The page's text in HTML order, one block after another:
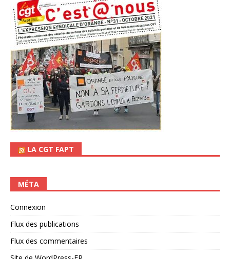
LA CGT FAPT
MÉTA
Connexion
Flux des publications
Flux des commentaires